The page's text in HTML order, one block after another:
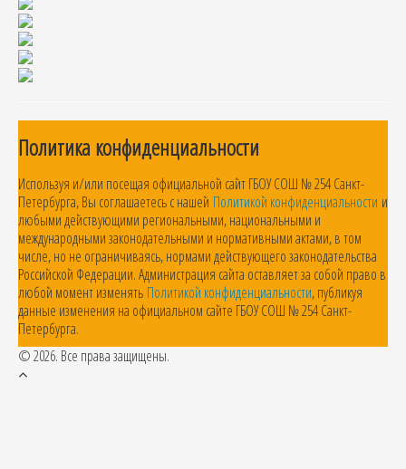
Политика конфиденциальности
Используя и/или посещая официальной сайт ГБОУ СОШ № 254 Санкт-
Петербурга, Вы соглашаетесь с нашей Политикой конфиденциальности и
любыми действующими региональными, национальными и
международными законодательными и нормативными актами, в том
числе, но не ограничиваясь, нормами действующего законодательства
Российской Федерации. Администрация сайта оставляет за собой право в
любой момент изменять Политикой конфиденциальности, публикуя
данные изменения на официальном сайте ГБОУ СОШ № 254 Санкт-
Петербурга.
© 2026. Все права защищены.